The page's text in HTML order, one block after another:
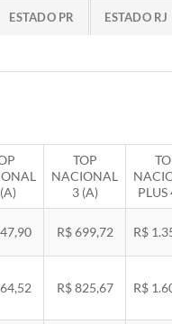
ESTADO PR ESTADO RJ
TOP
NACIONAL
3 (A)
PLUS
R$ 699,72 R$
R$ 825,67 R$